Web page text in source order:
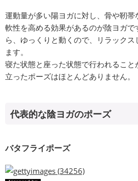
運動量が多い陽ヨガに対し、骨や靭
軟性を高める効果があるのが陰ヨガ
ら、ゆっくりと動くので、リラック
ます。
寝た状態と座った状態で行われるこ
立ったポーズはほとんどありません。
代表的な陰ヨガのポーズ
バタフライポーズ